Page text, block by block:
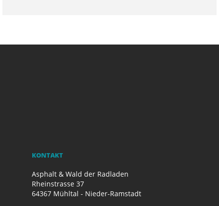
KONTAKT
Asphalt & Wald der Radladen
Rheinstrasse 37
64367 Mühltal - Nieder-Ramstadt